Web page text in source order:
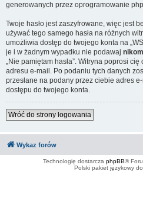
generowanych przez oprogramowanie
Twoje hasło jest zaszyfrowane, więc jest
używać tego samego hasła na różnych
umożliwia dostęp do twojego konta na
je i w żadnym wypadku nie podawaj
„Nie pamiętam hasła”. Witryna poprosi
adresu e-mail. Po podaniu tych danych
przesłane na podany przez ciebie adres
dostępu do twojego konta.
Wróć do strony logowania
Wykaz forów
Technologię dostarcza phpBB®
Polski pakiet językowy